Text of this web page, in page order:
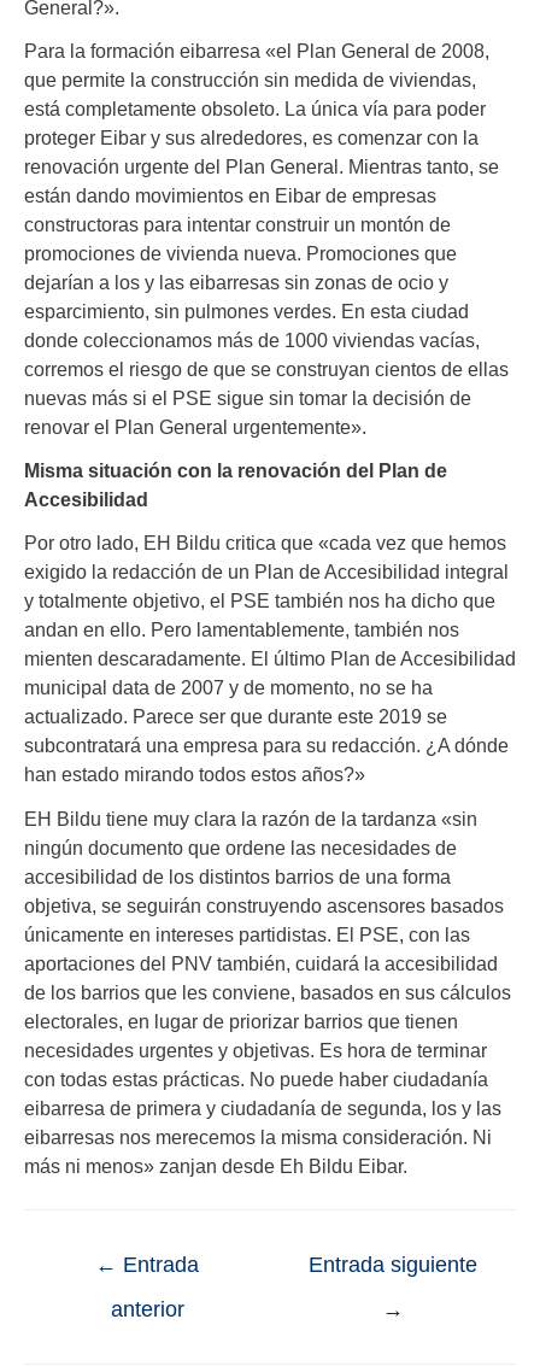
General?».
Para la formación eibarresa «el Plan General de 2008,
que permite la construcción sin medida de viviendas,
está completamente obsoleto. La única vía para poder
proteger Eibar y sus alrededores, es comenzar con la
renovación urgente del Plan General. Mientras tanto, se
están dando movimientos en Eibar de empresas
constructoras para intentar construir un montón de
promociones de vivienda nueva. Promociones que
dejarían a los y las eibarresas sin zonas de ocio y
esparcimiento, sin pulmones verdes. En esta ciudad
donde coleccionamos más de 1000 viviendas vacías,
corremos el riesgo de que se construyan cientos de ellas
nuevas más si el PSE sigue sin tomar la decisión de
renovar el Plan General urgentemente».
Misma situación con la renovación del Plan de
Accesibilidad
Por otro lado, EH Bildu critica que «cada vez que hemos
exigido la redacción de un Plan de Accesibilidad integral
y totalmente objetivo, el PSE también nos ha dicho que
andan en ello. Pero lamentablemente, también nos
mienten descaradamente. El último Plan de Accesibilidad
municipal data de 2007 y de momento, no se ha
actualizado. Parece ser que durante este 2019 se
subcontratará una empresa para su redacción. ¿A dónde
han estado mirando todos estos años?»
EH Bildu tiene muy clara la razón de la tardanza «sin
ningún documento que ordene las necesidades de
accesibilidad de los distintos barrios de una forma
objetiva, se seguirán construyendo ascensores basados
únicamente en intereses partidistas. El PSE, con las
aportaciones del PNV también, cuidará la accesibilidad
de los barrios que les conviene, basados en sus cálculos
electorales, en lugar de priorizar barrios que tienen
necesidades urgentes y objetivas. Es hora de terminar
con todas estas prácticas. No puede haber ciudadanía
eibarresa de primera y ciudadanía de segunda, los y las
eibarresas nos merecemos la misma consideración. Ni
más ni menos» zanjan desde Eh Bildu Eibar.
← Entrada
anterior
Entrada siguiente
→